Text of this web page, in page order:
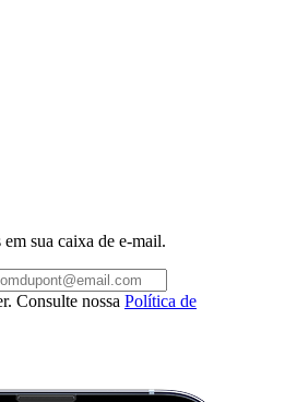
sua caixa de e-mail.
Consulte nossa Política de